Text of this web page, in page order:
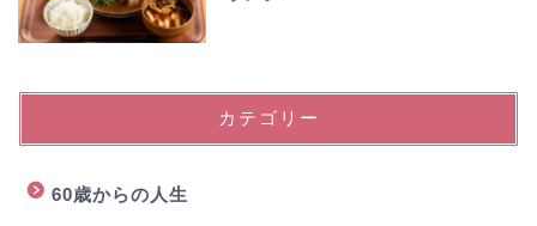
カテゴリー
60歳からの人生